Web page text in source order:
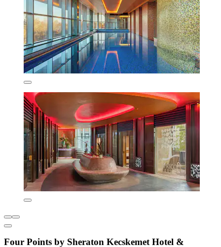
Four Points by Sheraton Kecskemet Hotel &